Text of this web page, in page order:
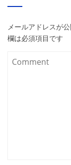
メールアドレスが
欄は必須項目です